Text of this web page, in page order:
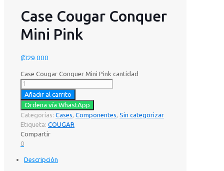
Case Cougar Conquer
Mini Pink
₡129.000
Case Cougar Conquer Mini Pink cantidad
Añadir al carrito
Ordena vía WhastApp
Categorías: Cases, Componentes, Sin categorizar
Etiqueta: COUGAR
Compartir
0
Descripción